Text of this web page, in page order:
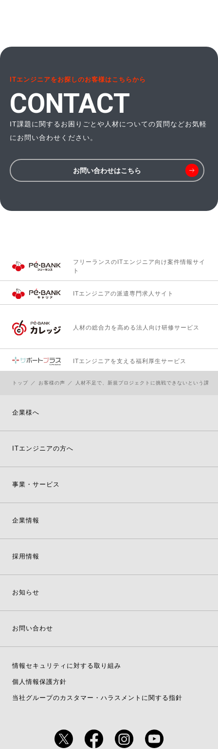
ITエンジニアをお探しのお客様はこちらから
CONTACT
IT課題に関するお困りごとや人材についての質問などお気軽
にお問い合わせください。
お問い合わせはこちら
フリーランスのITエンジニア向け案件情報サイ
ト
ITエンジニアの派遣専門求人サイト
人材の総合力を高める法人向け研修サービス
ITエンジニアを支える福利厚生サービス
トップ お客様の声 人材不足で、新規プロジェクトに挑戦できないという課題
企業様へ
ITエンジニアの方へ
事業・サービス
企業情報
採用情報
お知らせ
お問い合わせ
情報セキュリティに対する取り組み
個人情報保護方針
当社グループのカスタマー・ハラスメントに関する指針